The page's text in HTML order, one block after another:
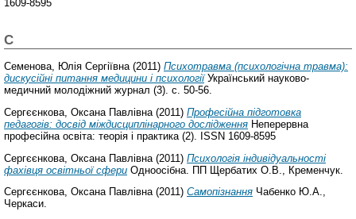
1609-8595
С
Семенова, Юлія Сергіївна(2011) Психотравма (психологічна травма):
дискусійні питання медицини і психологіїУкраїнський науково-
медичний молодіжний журнал (3). с. 50-56.
Сергєєнкова, Оксана Павлівна (2011) Професійна підготовка
педагогів: досвід міждисциплінарного дослідження Неперервна
професійна освіта: теорія і практика (2). ISSN 1609-8595
Сергєєнкова, Оксана Павлівна (2011) Психологія індивідуальності
фахівця освітньої сфери Одноосібна. ПП Щербатих О.В., Кременчук.
Сергєєнкова, Оксана Павлівна(2011) Самопізнання Чабенко Ю.А.,
Черкаси.